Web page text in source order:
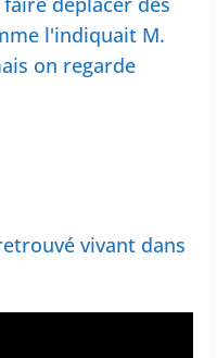
l'indiquait M.
on regarde
vivant dans